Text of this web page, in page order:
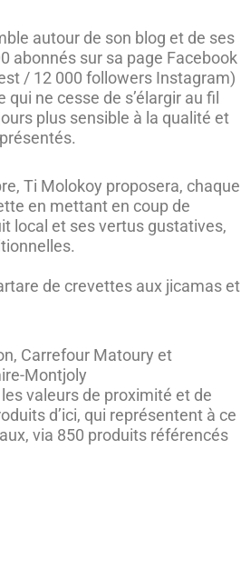
autour de son blog et de ses
abonnés sur sa page Facebook
/ 12 000 followers Instagram)
ne cesse de s’élargir au fil
plus sensible à la qualité et
Ti Molokoy proposera, chaque
en mettant en coup de
local et ses vertus gustatives,
de crevettes aux jicamas et
Carrefour Matoury et
Montjoly
valeurs de proximité et de
d’ici, qui représentent à ce
via 850 produits référencés